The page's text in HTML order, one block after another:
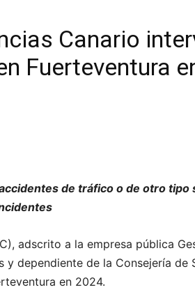
Canario
Fuerteventura
de tráfico o de otro
adscrito a la empresa pública
y dependiente de la Consejería de
en 2024.